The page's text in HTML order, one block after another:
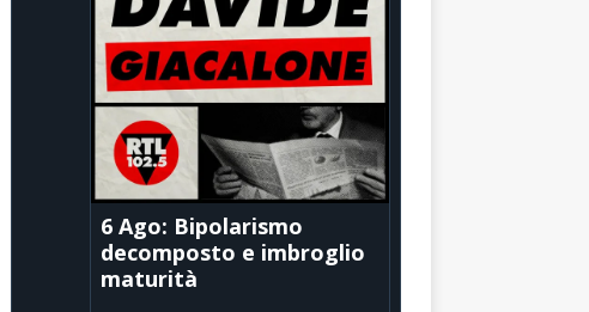
6 Ago: Bipolarismo
decomposto e imbroglio
maturità